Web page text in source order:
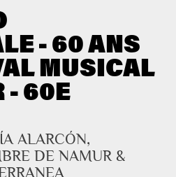
- 60 ANS
MUSICAL
- 60E
ALARCÓN,
DE NAMUR &